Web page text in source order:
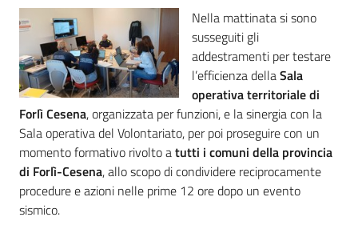
Nella mattinata si sono
susseguiti gli
addestramenti per testare
l’efficienza dellaSala
operativa territoriale di
Forlì Cesena, organizzata per funzioni, e la sinergia con la
Sala operativa del Volontariato, per poi proseguire con un
momento formativo rivolto atutti i comuni della provincia
di Forlì-Cesena, allo scopo di condividere reciprocamente
procedure e azioni nelle prime 12 ore dopo un evento
sismico.